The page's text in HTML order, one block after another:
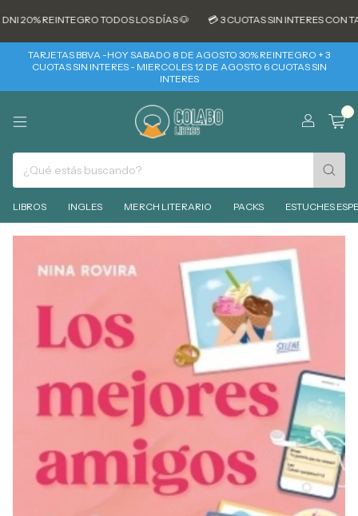
REINTEGRO TODOS LOS DÍAS 🐶 💳 3 CUOTAS SIN INTERES CON
TARJETAS BBVA -HOY SABADO 8 DE AGOSTO 30% REINTEGRO + 3
CUOTAS SIN INTERES - MIERCOLES 12 DE AGOSTO 6 CUOTAS SIN
INTERES
LIBROS INGLES MERCH LITERARIO PACKS ESTUCHES